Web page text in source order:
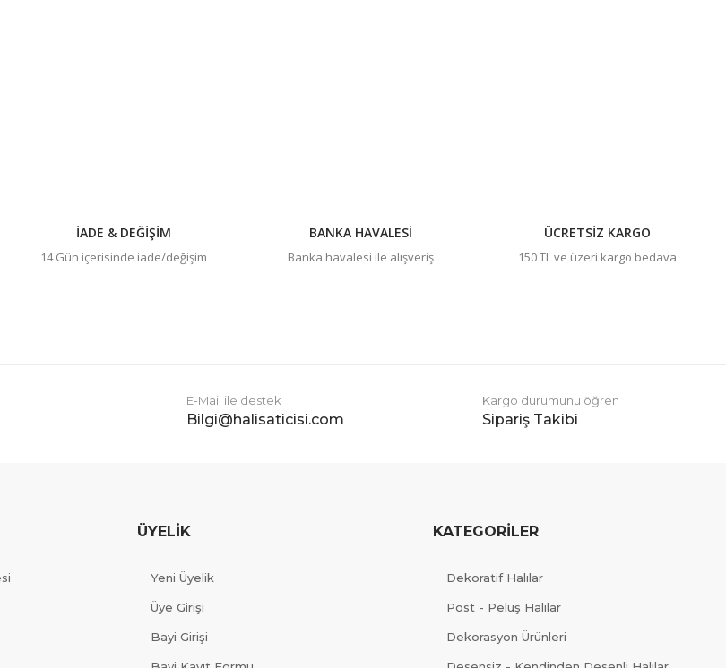
İADE & DEĞİŞİM
14 Gün içerisinde iade/değişim
BANKA HAVALESİ
Banka havalesi ile alışveriş
ÜCRETSİZ KARGO
150 TL ve üzeri kargo bedava
E-Mail ile destek
Bilgi@halisaticisi.com
Kargo durumunu öğren
Sipariş Takibi
ÜYELİK
Yeni Üyelik
Üye Girişi
Bayi Girişi
KATEGORİLER
Dekoratif Halılar
Post - Peluş Halılar
Dekorasyon Ürünleri